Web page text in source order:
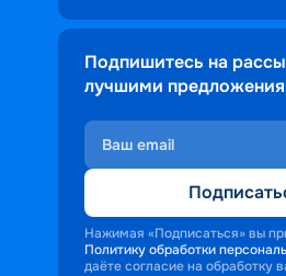
Подпишитесь на
лучшими
Нажимая «Подписаться» вы
Политику обработки
даёте согласие на обработку